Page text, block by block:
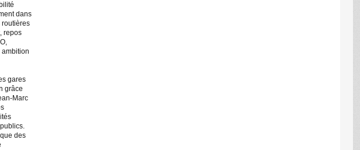
dans
routières
repos
gares
grâce
Marc
des